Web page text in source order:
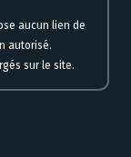
aucun lien de
autorisé.
sur le site.